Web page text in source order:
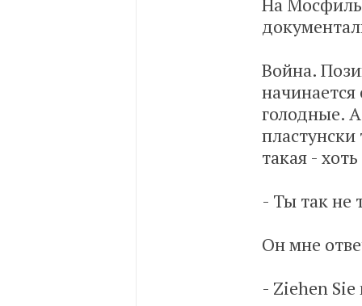
Война.
голодные.
такая -
- Ты так не
Он мне
- Ziehen